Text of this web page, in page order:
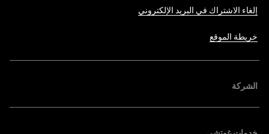
إلغاء الاشتراك في البريد الإلكتروني
خريطة الموقع
الشركة